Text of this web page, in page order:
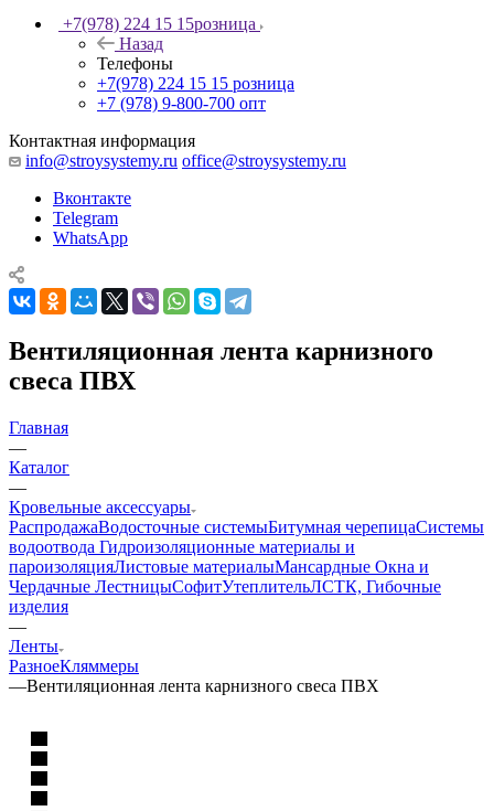
+7(978) 224 15 15розница
Назад
Телефоны
+7(978) 224 15 15 розница
+7 (978) 9-800-700 опт
Контактная информация
info@stroysystemy.ru office@stroysystemy.ru
Вконтакте
Telegram
WhatsApp
Вентиляционная лента карнизного
свеса ПВХ
Главная
—
Каталог
—
Кровельные аксессуары
РаспродажаВодосточные системыБитумная черепицаСистемы
водоотвода Гидроизоляционные материалы и
пароизоляцияЛистовые материалыМансардные Окна и
Чердачные ЛестницыСофитУтеплительЛСТК, Гибочные
изделия
—
Ленты
РазноеКляммеры
—Вентиляционная лента карнизного свеса ПВХ